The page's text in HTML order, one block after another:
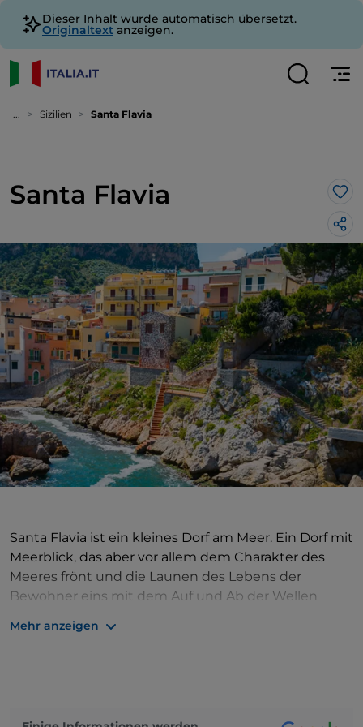
Dieser Inhalt wurde automatisch übersetzt.
Originaltext anzeigen.
... Sizilien Santa Flavia
Santa Flavia
Santa Flavia ist ein kleines Dorf am Meer. Ein Dorf mit
Meerblick, das aber vor allem dem Charakter des
Meeres frönt und die Launen des Lebens der
Bewohner eins mit dem Auf und Ab der Wellen
bekannt, der vor allem durch die Aussicht auf den
Mehr anzeigen